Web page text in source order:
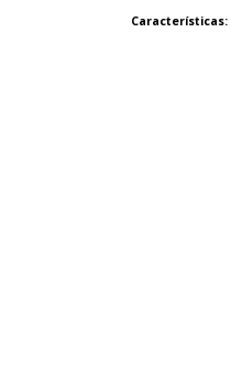
Características: